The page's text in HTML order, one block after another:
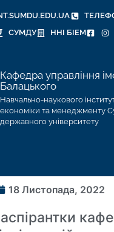
СУМДУ ННІ БІЕМ
Кафедра управління
Балацького
Навчально-наукового
економіки та менеджменту
державного університету
18 Листопада, 2022